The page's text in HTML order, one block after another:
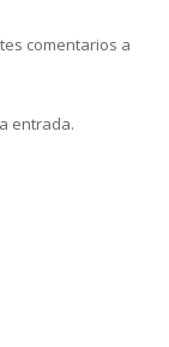
comentarios a
entrada.